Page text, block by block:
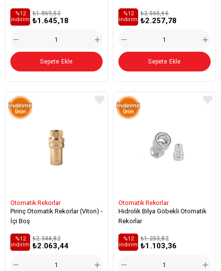
₺1.645,18
₺1.869,53
%12
i̇ndirim
Sepete Ekle
₺2.257,78
₺2.565,66
%12
i̇ndirim
Sepete Ekle
Otomatik Rekorlar
Pirinç Otomatik Rekorlar (Viton) -
İçi Boş
₺2.063,44
₺2.344,82
%12
i̇ndirim
Otomatik Rekorlar
Hidrolik Bilya Göbekli Otomatik
Rekorlar
₺1.103,36
₺1.253,82
%12
i̇ndirim